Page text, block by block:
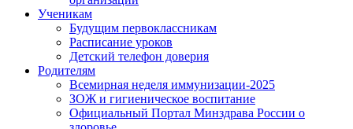
Ученикам
Будущим первоклассникам
Расписание уроков
Детский телефон доверия
Родителям
Всемирная неделя иммунизации-2025
ЗОЖ и гигиеническое воспитание
Официальный Портал Минздрава России о